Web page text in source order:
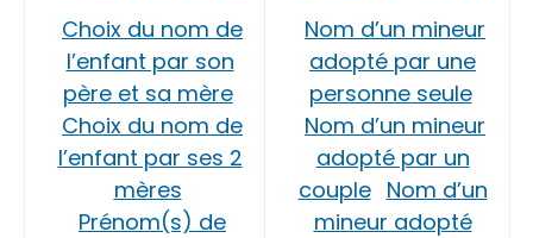
Choix du nom de
l’enfant par son
père et sa mère
Choix du nom de
l’enfant par ses 2
mères
Prénom(s) de
Nom d’un mineur
adopté par une
personne seule
Nom d’un mineur
adopté par un
couple Nom d’un
mineur adopté